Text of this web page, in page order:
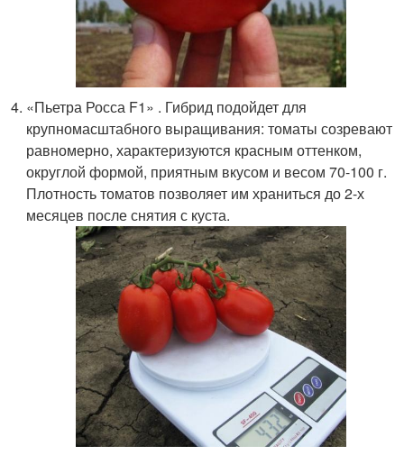
«Пьетра Росса F1» . Гибрид подойдет для
крупномасштабного выращивания: томаты созревают
равномерно, характеризуются красным оттенком,
округлой формой, приятным вкусом и весом 70-100 г.
Плотность томатов позволяет им храниться до 2-х
месяцев после снятия с куста.